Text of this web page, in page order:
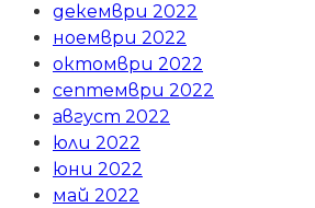
декември 2022
ноември 2022
октомври 2022
септември 2022
август 2022
юли 2022
юни 2022
май 2022